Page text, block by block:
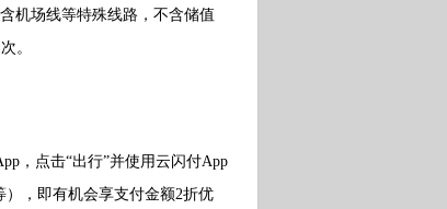
机场线等特殊线路，不含储值
。
，点击“出行”并使用云闪付App
，即有机会享支付金额2折优